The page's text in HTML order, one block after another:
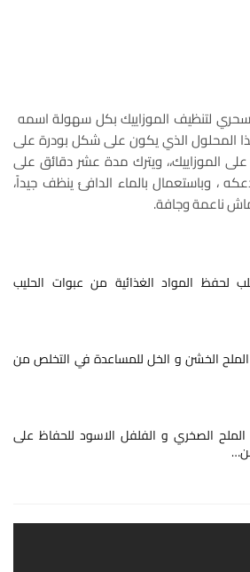
لتنظيف الموزاييك بكل سهولة اسمه
المحلول الذي يكون على شكل بودرة على
على الموزاييك،، ويترك مدة عشر دقائق على
، وباستعمال بالماء الدافئ ينظف جيداً،
ناعمة وجافة.
لحفظ المواد الغذائية من عبوات الحليب
الخشن و الخل للمساعدة في التخلص من
الصخري و الفلفل الاسود للحفاظ على